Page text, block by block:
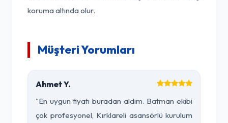
koruma altında olur.
Müşteri Yorumları
Ahmet Y.
"En uygun fiyatı buradan aldım. Batman ekibi
çok profesyonel, Kırklareli asansörlü kurulum